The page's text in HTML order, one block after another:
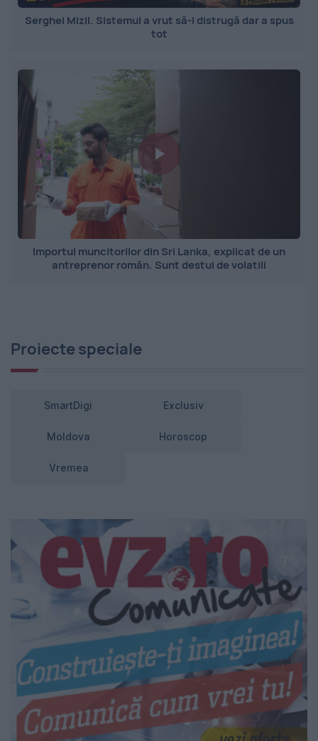
Serghei Mizil. Sistemul a vrut să-l distrugă dar a spus
tot
Importul muncitorilor din Sri Lanka, explicat de un
antreprenor român. Sunt destul de volatili
Proiecte speciale
SmartDigi Exclusiv
Moldova Horoscop
Vremea